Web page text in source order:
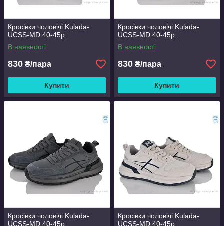
Кросівки чоловічі Kulada-
UCSS-MD 40-45р.
В наявності
830 ₴/пара
Купити
Кросівки чоловічі Kulada-
UCSS-MD 40-45р.
В наявності
830 ₴/пара
Купити
Кросівки чоловічі Kulada-
UCSS-MD 40-45р.
Кросівки чоловічі Kulada-
UCSS-MD 40-45р.